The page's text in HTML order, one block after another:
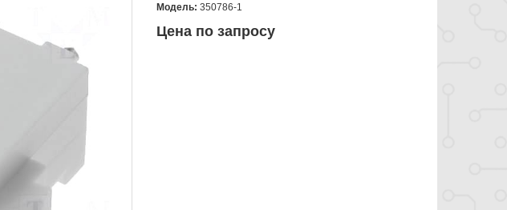
Модель: 350786-1
Цена по запросу